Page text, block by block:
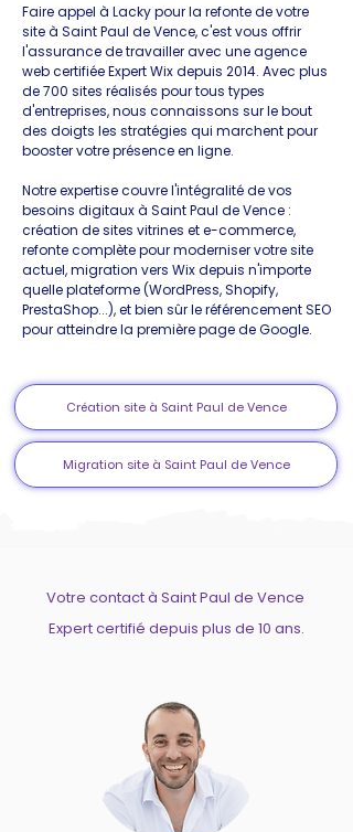
Faire appel à Lacky pour la refonte de votre
site à Saint Paul de Vence, c'est vous offrir
l'assurance de travailler avec une agence
web certifiée Expert Wix depuis 2014. Avec plus
de 700 sites réalisés pour tous types
d'entreprises, nous connaissons sur le bout
des doigts les stratégies qui marchent pour
booster votre présence en ligne.
Notre expertise couvre l'intégralité de vos
besoins digitaux à Saint Paul de Vence :
création de sites vitrines et e-commerce,
refonte complète pour moderniser votre site
actuel, migration vers Wix depuis n'importe
quelle plateforme (WordPress, Shopify,
PrestaShop...), et bien sûr le référencement SEO
pour atteindre la première page de Google.
Création site à Saint Paul de Vence
Migration site à Saint Paul de Vence
Votre contact à Saint Paul de Vence
Expert certifié depuis plus de 10 ans.